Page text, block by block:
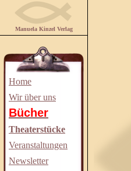
Manuela Kinzel Verlag
Home
Wir über uns
Bücher
Theaterstücke
Veranstaltungen
Newsletter